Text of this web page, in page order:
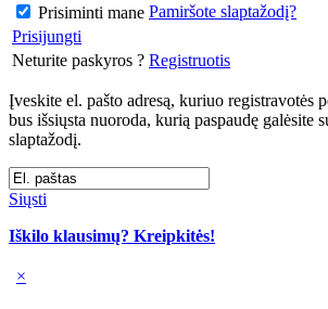
Prisiminti mane Pamiršote slaptažodį?
Prisijungti
Neturite paskyros ? Registruotis
Įveskite el. pašto adresą, kuriuo registravotės
bus išsiųsta nuoroda, kurią paspaudę galėsite
slaptažodį.
Siųsti
Iškilo klausimų? Kreipkitės!
×